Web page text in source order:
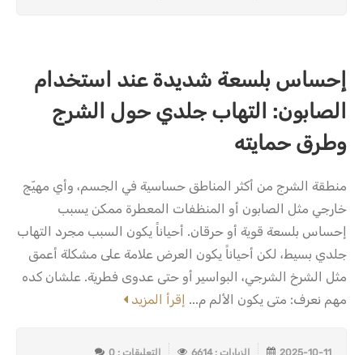
إحساس بلسعة شديدة عند استخدام
الصابون: التهاب جلدي حول الشرج
وطرق حمايته
منطقة الشرج من أكثر المناطق حساسية في الجسم، وأي مهيّج
خارجي مثل الصابون أو المنظفات المعطرة ممكن يسبب
إحساس بلسعة قوية أو حرقان. أحياناً يكون السبب مجرد التهاب
جلدي بسيط، لكن أحياناً يكون العرض علامة على مشكلة أعمق
مثل الشرخ الشرجي، البواسير أو حتى عدوى فطرية. علشان كده
مهم نعرف: متى يكون الألم م... إقرأ المزيد